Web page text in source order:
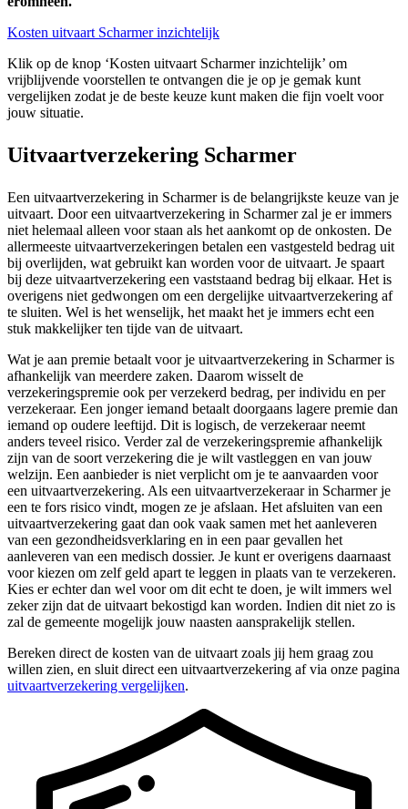
Kosten uitvaart Scharmer inzichtelijk
Klik op de knop ‘Kosten uitvaart Scharmer inzichtelijk’ om
vrijblijvende voorstellen te ontvangen die je op je gemak kunt
vergelijken zodat je de beste keuze kunt maken die fijn voelt voor
jouw situatie.
Uitvaartverzekering Scharmer
Een uitvaartverzekering in Scharmer is de belangrijkste keuze van je
uitvaart. Door een uitvaartverzekering in Scharmer zal je er immers
niet helemaal alleen voor staan als het aankomt op de onkosten. De
allermeeste uitvaartverzekeringen betalen een vastgesteld bedrag uit
bij overlijden, wat gebruikt kan worden voor de uitvaart. Je spaart
bij deze uitvaartverzekering een vaststaand bedrag bij elkaar. Het is
overigens niet gedwongen om een dergelijke uitvaartverzekering af
te sluiten. Wel is het wenselijk, het maakt het je immers echt een
stuk makkelijker ten tijde van de uitvaart.
Wat je aan premie betaalt voor je uitvaartverzekering in Scharmer is
afhankelijk van meerdere zaken. Daarom wisselt de
verzekeringspremie ook per verzekerd bedrag, per individu en per
verzekeraar. Een jonger iemand betaalt doorgaans lagere premie dan
iemand op oudere leeftijd. Dit is logisch, de verzekeraar neemt
anders teveel risico. Verder zal de verzekeringspremie afhankelijk
zijn van de soort verzekering die je wilt vastleggen en van jouw
welzijn. Een aanbieder is niet verplicht om je te aanvaarden voor
een uitvaartverzekering. Als een uitvaartverzekeraar in Scharmer je
een te fors risico vindt, mogen ze je afslaan. Het afsluiten van een
uitvaartverzekering gaat dan ook vaak samen met het aanleveren
van een gezondheidsverklaring en in een paar gevallen het
aanleveren van een medisch dossier. Je kunt er overigens daarnaast
voor kiezen om zelf geld apart te leggen in plaats van te verzekeren.
Kies er echter dan wel voor om dit echt te doen, je wilt immers wel
zeker zijn dat de uitvaart bekostigd kan worden. Indien dit niet zo is
zal de gemeente mogelijk jouw naasten aansprakelijk stellen.
Bereken direct de kosten van de uitvaart zoals jij hem graag zou
willen zien, en sluit direct een uitvaartverzekering af via onze pagina
uitvaartverzekering vergelijken.